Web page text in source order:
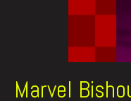
Marvel